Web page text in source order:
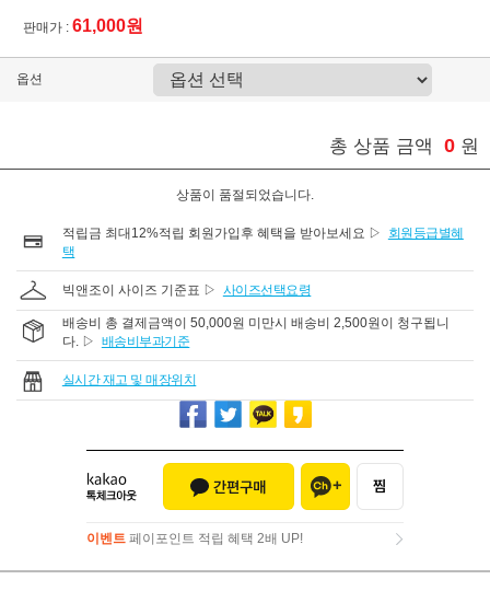
판매가 : 61,000원
옵션
총 상품 금액 0 원
상품이 품절되었습니다.
적립금 최대12%적립 회원가입후 혜택을 받아보세요 ▷
회원등급별혜
택
빅앤조이 사이즈 기준표 ▷ 사이즈선택요령
배송비 총 결제금액이 50,000원 미만시 배송비 2,500원이 청구됩니
다. ▷ 배송비부과기준
실시간 재고 및 매장위치
이벤트 페이포인트 적립 혜택 2배 UP!
이벤트페이포인트 적립 혜택 2배 UP!